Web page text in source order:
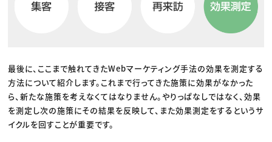
最後に、ここまで触れてきたWebマーケティング手法の効果を測定する
方法について紹介します。これまで行ってきた施策に効果がなかった
ら、新たな施策を考えなくてはなりません。やりっぱなしではなく、効果
を測定し次の施策にその結果を反映して、また効果測定をするというサ
イクルを回すことが重要です。